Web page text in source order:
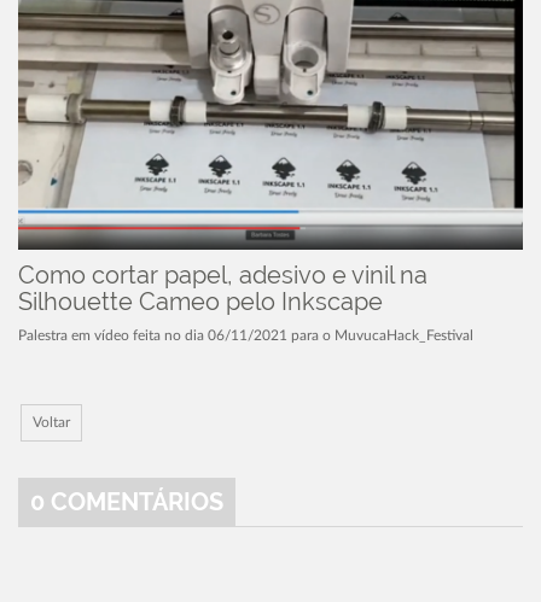
Como cortar papel, adesivo e vinil na
Silhouette Cameo pelo Inkscape
Palestra em vídeo feita no dia 06/11/2021 para o MuvucaHack_Festival
Voltar
0 COMENTÁRIOS